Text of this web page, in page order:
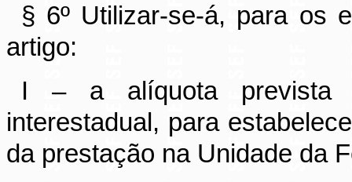
§ 6º Utilizar-se-á, para os
artigo:
I – a alíquota prevista
interestadual, para
da prestação na Unidade da